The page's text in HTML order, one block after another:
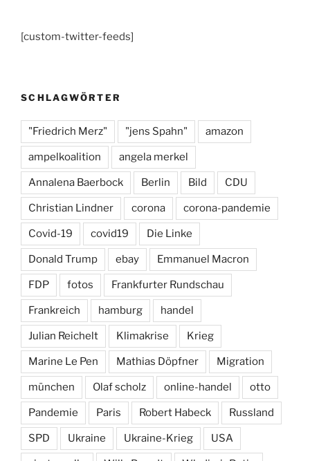
e
o
o
k
a
gr
m
e
s
y
[custom-twitter-feeds]
SCHLAGWÖRTER
"Friedrich Merz" "jens Spahn" amazon
ampelkoalition angela merkel
Annalena Baerbock Berlin Bild CDU
Christian Lindner corona corona-pandemie
Covid-19 covid19 Die Linke
Donald Trump ebay Emmanuel Macron
FDP fotos Frankfurter Rundschau
Frankreich hamburg handel
Julian Reichelt Klimakrise Krieg
Marine Le Pen Mathias Döpfner Migration
münchen Olaf scholz online-handel otto
Pandemie Paris Robert Habeck Russland
SPD Ukraine Ukraine-Krieg USA